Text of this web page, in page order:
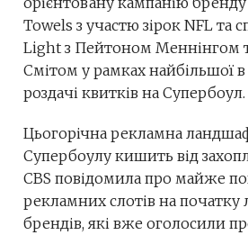
Towels з участю зірок NFL та
Light з Пейтоном Меннінгом
Смітом у рамках найбільшої в
роздачі квитків на Супербоул.
Цьогорічна рекламна
Супербоулу кишить від
CBS повідомила про майже
рекламних слотів на початку
брендів, які вже оголосили